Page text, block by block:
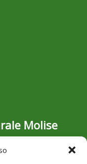
Molise
e novità dello